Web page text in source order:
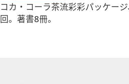
コカ・コーラ茶流彩彩パッケー
回。著書8冊。